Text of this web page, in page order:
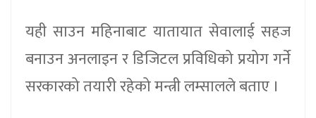
यही साउन महिनाबाट यातायात सेवालाई सहज
बनाउन अनलाइन र डिजिटल प्रविधिको प्रयोग गर्ने
सरकारको तयारी रहेको मन्त्री लम्सालले बताए ।